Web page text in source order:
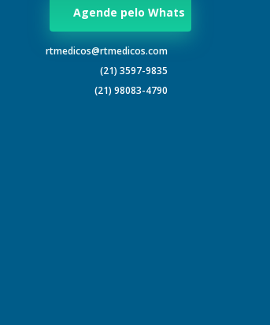
Agende pelo Whats
rtmedicos@rtmedicos.com
(21) 3597-9835
(21) 98083-4790